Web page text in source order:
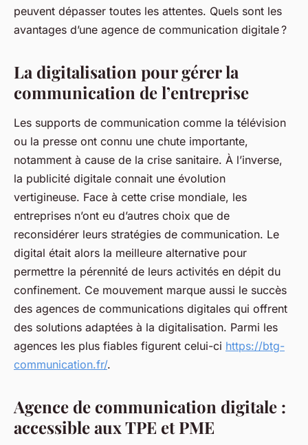
peuvent dépasser toutes les attentes. Quels sont les
avantages d’une agence de communication digitale ?
La digitalisation pour gérer la
communication de l’entreprise
Les supports de communication comme la télévision
ou la presse ont connu une chute importante,
notamment à cause de la crise sanitaire. À l’inverse,
la publicité digitale connait une évolution
vertigineuse. Face à cette crise mondiale, les
entreprises n’ont eu d’autres choix que de
reconsidérer leurs stratégies de communication. Le
digital était alors la meilleure alternative pour
permettre la pérennité de leurs activités en dépit du
confinement. Ce mouvement marque aussi le succès
des agences de communications digitales qui offrent
des solutions adaptées à la digitalisation. Parmi les
agences les plus fiables figurent celui-ci https://btg-
communication.fr/.
Agence de communication digitale :
accessible aux TPE et PME